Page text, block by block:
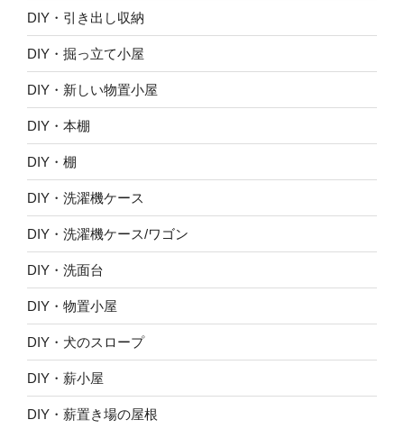
DIY・引き出し収納
DIY・掘っ立て小屋
DIY・新しい物置小屋
DIY・本棚
DIY・棚
DIY・洗濯機ケース
DIY・洗濯機ケース/ワゴン
DIY・洗面台
DIY・物置小屋
DIY・犬のスロープ
DIY・薪小屋
DIY・薪置き場の屋根